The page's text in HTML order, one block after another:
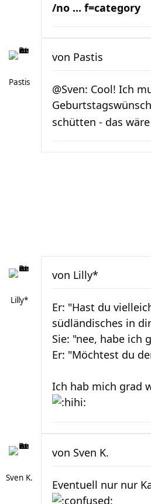
/no ... f=category
Pastis
von Pastis
@Sven: Cool! Ich
schütten - das
Lilly*
von Lilly*
Er: "Hast du
südländisches in
Sie: "nee, habe ich
Er: "Möchtest du
Ich hab mich grad
Sven K.
von Sven K.
Eventuell nur nur